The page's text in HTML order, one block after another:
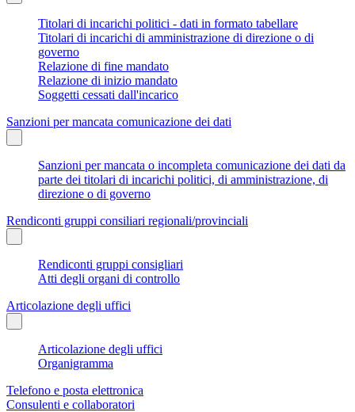
Titolari di incarichi politici - dati in formato tabellare
Titolari di incarichi di amministrazione di direzione o di
governo
Relazione di fine mandato
Relazione di inizio mandato
Soggetti cessati dall'incarico
Sanzioni per mancata comunicazione dei dati
Sanzioni per mancata o incompleta comunicazione dei dati da
parte dei titolari di incarichi politici, di amministrazione, di
direzione o di governo
Rendiconti gruppi consiliari regionali/provinciali
Rendiconti gruppi consigliari
Atti degli organi di controllo
Articolazione degli uffici
Articolazione degli uffici
Organigramma
Telefono e posta elettronica
Consulenti e collaboratori